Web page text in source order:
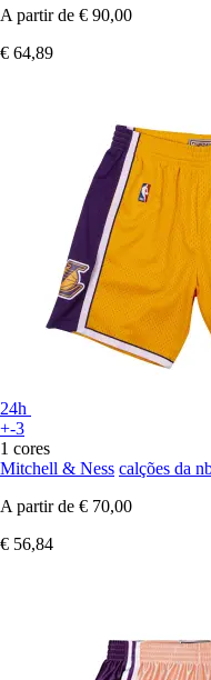
A partir de € 90,00
€ 64,89
24h
+-3
1 cores
Mitchell & Ness calções da
A partir de € 70,00
€ 56,84